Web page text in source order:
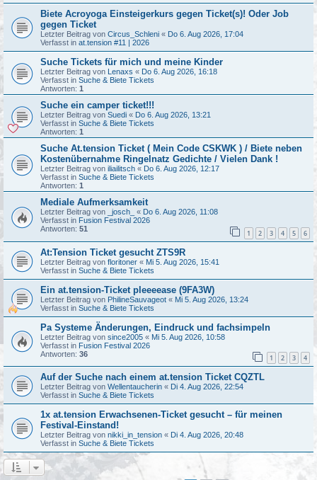
Biete Acroyoga Einsteigerkurs gegen Ticket(s)! Oder Job
gegen Ticket
Letzter Beitrag von Circus_Schleni « Do 6. Aug 2026, 17:04
Verfasst in at.tension #11 | 2026
Suche Tickets für mich und meine Kinder
Letzter Beitrag von Lenaxs « Do 6. Aug 2026, 16:18
Verfasst in Suche & Biete Tickets
Antworten: 1
Suche ein camper ticket!!!
Letzter Beitrag von Suedi « Do 6. Aug 2026, 13:21
Verfasst in Suche & Biete Tickets
Antworten: 1
Suche At.tension Ticket ( Mein Code CSKWK ) / Biete neben
Kostenübernahme Ringelnatz Gedichte / Vielen Dank !
Letzter Beitrag von iliailitsch « Do 6. Aug 2026, 12:17
Verfasst in Suche & Biete Tickets
Antworten: 1
Mediale Aufmerksamkeit
Letzter Beitrag von _josch_ « Do 6. Aug 2026, 11:08
Verfasst in Fusion Festival 2026
Antworten: 51 1 2 3 4 5 6
At:Tension Ticket gesucht ZTS9R
Letzter Beitrag von floritoner « Mi 5. Aug 2026, 15:41
Verfasst in Suche & Biete Tickets
Ein at.tension-Ticket pleeeease (9FA3W)
Letzter Beitrag von PhilineSauvageot « Mi 5. Aug 2026, 13:24
Verfasst in Suche & Biete Tickets
Pa Systeme Änderungen, Eindruck und fachsimpeln
Letzter Beitrag von since2005 « Mi 5. Aug 2026, 10:58
Verfasst in Fusion Festival 2026
Antworten: 36 1 2 3 4
Auf der Suche nach einem at.tension Ticket CQZTL
Letzter Beitrag von Wellentaucherin « Di 4. Aug 2026, 22:54
Verfasst in Suche & Biete Tickets
1x at.tension Erwachsenen-Ticket gesucht – für meinen
Festival-Einstand!
Letzter Beitrag von nikki_in_tension « Di 4. Aug 2026, 20:48
Verfasst in Suche & Biete Tickets